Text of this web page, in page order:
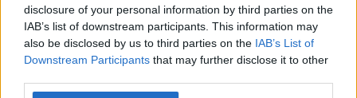
disclosure of your personal information by third parties on the
IAB’s list of downstream participants. This information may
also be disclosed by us to third parties on the IAB’s List of
Downstream Participants that may further disclose it to other
τελευταίο μισάωρο ήταν δύσκολο. Οι γιατροί
έφτασαν και όλα έγιναν γρήγορα – ακολουθούν τη
ρουτίνα τους και μετά ήταν μόνο θέμα λεπτών».
Οι γιατροί χορήγησαν το θανατηφόρο φάρμακο